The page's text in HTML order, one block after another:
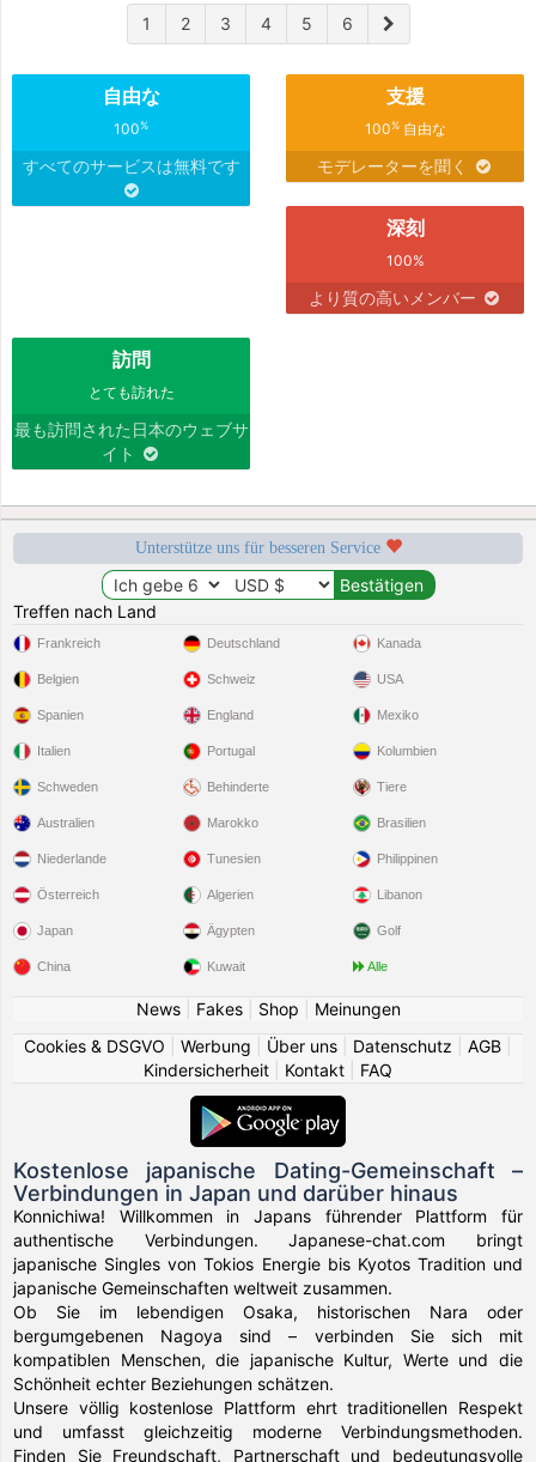
1 2 3 4 5 6
自由な
100%
すべてのサービスは無料です
支援
100%自由な
モデレーターを聞く
深刻
100%
より質の高いメンバー
訪問
とても訪れた
最も訪問された日本のウェブサ
イト
Unterstütze uns für besseren Service
Treffen nach Land
Frankreich
Belgien
Spanien
Italien
Schweden
Deutschland
Schweiz
England
Portugal
Behinderte
Kanada
USA
Mexiko
Kolumbien
Tiere
Australien
Niederlande
Österreich
Japan
China
Marokko
Tunesien
Algerien
Ägypten
Kuwait
Brasilien
Philippinen
Libanon
Golf
Alle
News| Fakes| Shop
Meinungen
Cookies & DSGVO
Werbung Über uns Datenschutz AGB
Kindersicherheit
Kontakt FAQ
Kostenlose japanische Dating-Gemeinschaft –
Verbindungen in Japan und darüber hinaus
Konnichiwa! Willkommen in Japans führender Plattform für
authentische Verbindungen. Japanese-chat.com bringt
japanische Singles von Tokios Energie bis Kyotos Tradition und
japanische Gemeinschaften weltweit zusammen.
Ob Sie im lebendigen Osaka, historischen Nara oder
bergumgebenen Nagoya sind – verbinden Sie sich mit
kompatiblen Menschen, die japanische Kultur, Werte und die
Schönheit echter Beziehungen schätzen.
Unsere völlig kostenlose Plattform ehrt traditionellen Respekt
und umfasst gleichzeitig moderne Verbindungsmethoden.
Finden Sie Freundschaft, Partnerschaft und bedeutungsvolle